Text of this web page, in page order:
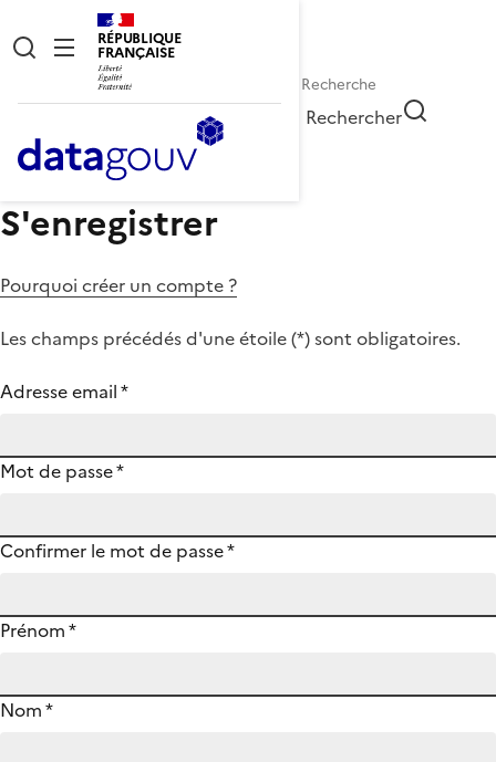
RÉPUBLIQUE
FRANÇAISE
Rechercher
S'enregistrer
Pourquoi créer un compte ?
Les champs précédés d'une étoile (*) sont obligatoires.
Adresse email*
Mot de passe*
Confirmer le mot de passe*
Prénom*
Nom*